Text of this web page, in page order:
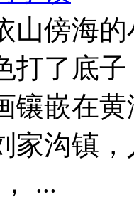
山傍海
打了底
镶嵌在
家沟镇
...